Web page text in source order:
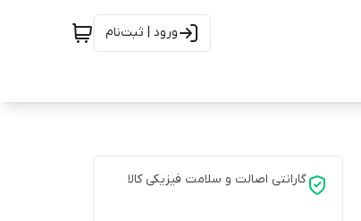
ورود | ثبت‌نام
گارانتی اصالت و سلامت فیزیکی کالا